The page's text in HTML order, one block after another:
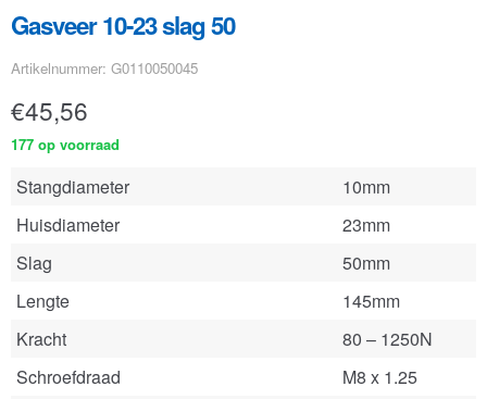
Gasveer 10-23 slag 50
Artikelnummer: G0110050045
€45,56
177 op voorraad
Stangdiameter
10mm
Huisdiameter
23mm
Slag
50mm
Lengte
145mm
Kracht
80 – 1250N
Schroefdraad
M8 x 1.25